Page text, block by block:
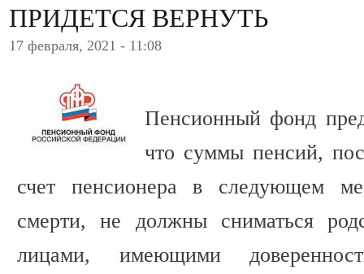
ПРИДЕТСЯ ВЕРНУТЬ
17 февраля, 2021 - 11:08
Пенсионный фонд
что суммы пенсий,
счет пенсионера в следующем
смерти, не должны сниматься
лицами, имеющими